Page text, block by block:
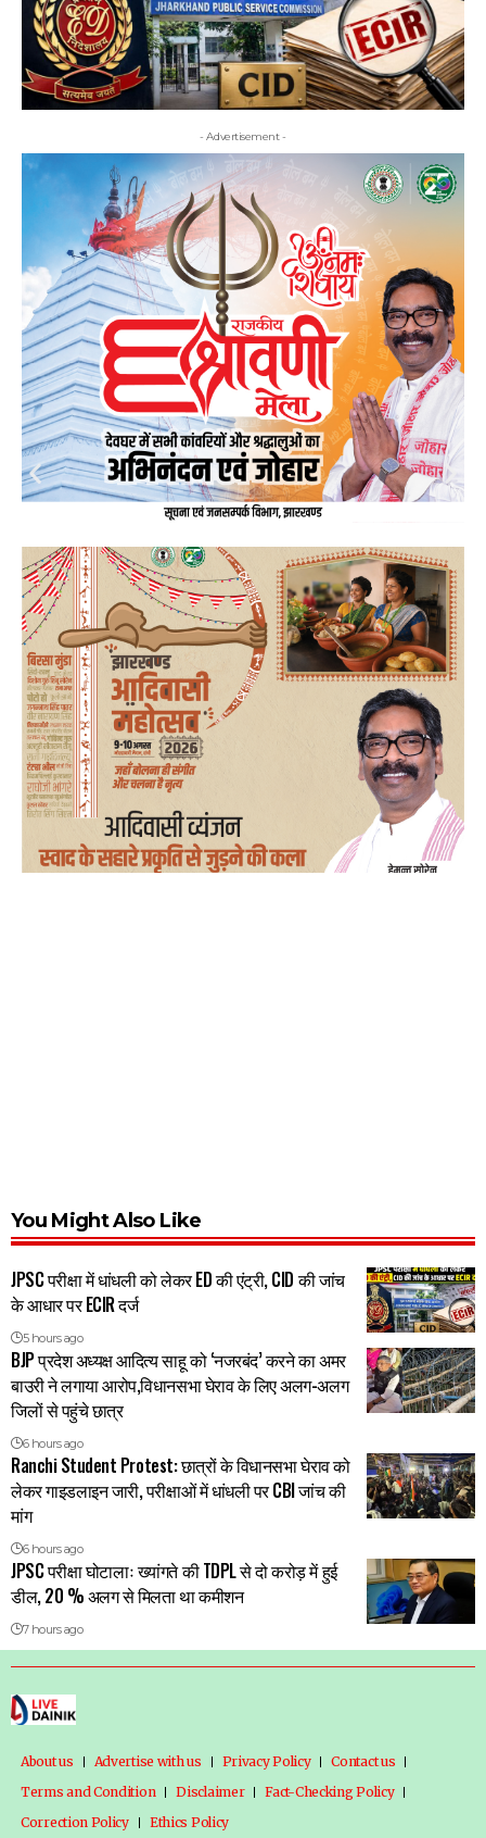
- Advertisement -
You Might Also Like
JPSC परीक्षा में धांधली को लेकर ED की एंट्री, CID की जांच
के आधार पर ECIR दर्ज
5 hours ago
BJP प्रदेश अध्यक्ष आदित्य साहू को ‘नजरबंद’ करने का अमर
बाउरी ने लगाया आरोप,विधानसभा घेराव के लिए अलग-अलग
जिलों से पहुंचे छात्र
6 hours ago
Ranchi Student Protest: छात्रों के विधानसभा घेराव को
लेकर गाइडलाइन जारी, परीक्षाओं में धांधली पर CBI जांच की
मांग
6 hours ago
JPSC परीक्षा घोटालाः ख्यांगते की TDPL से दो करोड़ में हुई
डील, 20 % अलग से मिलता था कमीशन
7 hours ago
About us Advertise with us Privacy Policy
Contact us
Terms and Condition
Disclaimer
Fact-Checking Policy
Correction Policy
Ethics Policy